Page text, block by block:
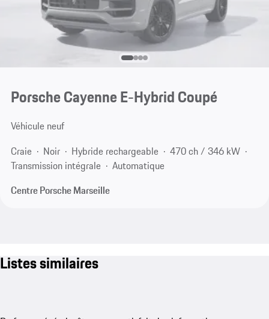
Porsche Cayenne E-Hybrid Coupé
Véhicule neuf
Craie
Noir Hybride rechargeable
470 ch / 346 kW
Transmission intégrale
Automatique
Centre Porsche Marseille
Listes similaires